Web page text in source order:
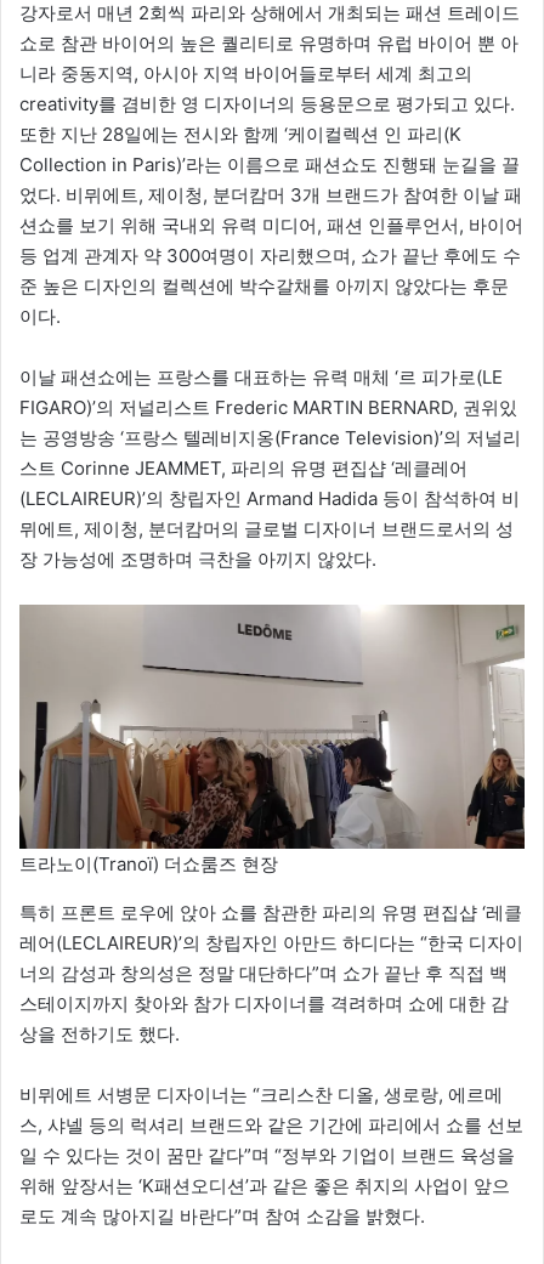
강자로서 매년 2회씩 파리와 상해에서 개최되는 패션 트레이드
쇼로 참관 바이어의 높은 퀄리티로 유명하며 유럽 바이어 뿐 아
니라 중동지역, 아시아 지역 바이어들로부터 세계 최고의
creativity를 겸비한 영 디자이너의 등용문으로 평가되고 있다.
또한 지난 28일에는 전시와 함께 ‘케이컬렉션 인 파리(K
Collection in Paris)’라는 이름으로 패션쇼도 진행돼 눈길을 끌
었다. 비뮈에트, 제이청, 분더캄머 3개 브랜드가 참여한 이날 패
션쇼를 보기 위해 국내외 유력 미디어, 패션 인플루언서, 바이어
등 업계 관계자 약 300여명이 자리했으며, 쇼가 끝난 후에도 수
준 높은 디자인의 컬렉션에 박수갈채를 아끼지 않았다는 후문
이다.
이날 패션쇼에는 프랑스를 대표하는 유력 매체 ‘르 피가로(LE
FIGARO)’의 저널리스트 Frederic MARTIN BERNARD, 권위있
는 공영방송 ‘프랑스 텔레비지옹(France Television)’의 저널리
스트 Corinne JEAMMET, 파리의 유명 편집샵 ‘레클레어
(LECLAIREUR)’의 창립자인 Armand Hadida 등이 참석하여 비
뮈에트, 제이청, 분더캄머의 글로벌 디자이너 브랜드로서의 성
장 가능성에 조명하며 극찬을 아끼지 않았다.
트라노이(Tranoï) 더쇼룸즈 현장
특히 프론트 로우에 앉아 쇼를 참관한 파리의 유명 편집샵 ‘레클
레어(LECLAIREUR)’의 창립자인 아만드 하디다는 “한국 디자이
너의 감성과 창의성은 정말 대단하다”며 쇼가 끝난 후 직접 백
스테이지까지 찾아와 참가 디자이너를 격려하며 쇼에 대한 감
상을 전하기도 했다.
비뮈에트 서병문 디자이너는 “크리스찬 디올, 생로랑, 에르메
스, 샤넬 등의 럭셔리 브랜드와 같은 기간에 파리에서 쇼를 선보
일 수 있다는 것이 꿈만 같다”며 “정부와 기업이 브랜드 육성을
위해 앞장서는 ‘K패션오디션’과 같은 좋은 취지의 사업이 앞으
로도 계속 많아지길 바란다”며 참여 소감을 밝혔다.